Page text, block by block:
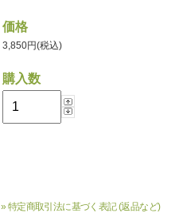
価格
3,850円(税込)
購入数
» 特定商取引法に基づく表記 (返品など)